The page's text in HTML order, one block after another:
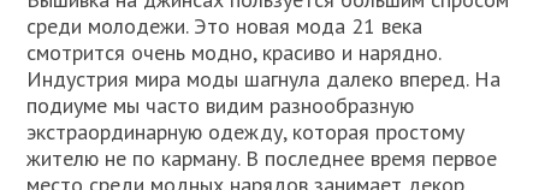
среди молодежи. Это новая мода 21 века
смотрится очень модно, красиво и нарядно.
Индустрия мира моды шагнула далеко вперед. На
подиуме мы часто видим разнообразную
экстраординарную одежду, которая простому
жителю не по карману. В последнее время первое